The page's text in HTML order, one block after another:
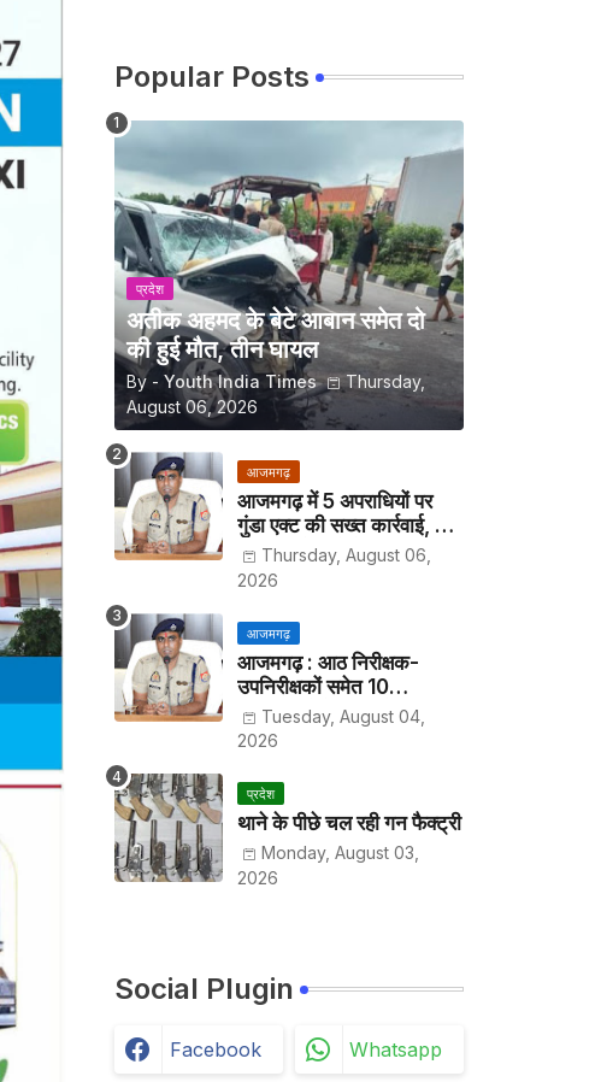
Popular Posts
प्रदेश
अतीक अहमद के बेटे आबान समेत दो
की हुई मौत, तीन घायल
By - Youth India Times
Thursday,
August 06, 2026
आजमगढ़
आजमगढ़ में 5 अपराधियों पर
गुंडा एक्ट की सख्त कार्रवाई, अब
हर पखवाड़े थाने में लगानी होगी
हाजिरी
Thursday, August 06,
2026
आजमगढ़
आजमगढ़ : आठ निरीक्षक-
उपनिरीक्षकों समेत 10
अधिकारियों के तबादले
Tuesday, August 04,
2026
प्रदेश
थाने के पीछे चल रही गन फैक्ट्री
Monday, August 03,
2026
Social Plugin
Facebook Whatsapp